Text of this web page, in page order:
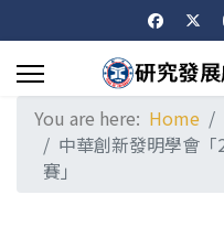
You are here: Home
中華創新發明學會
賽」